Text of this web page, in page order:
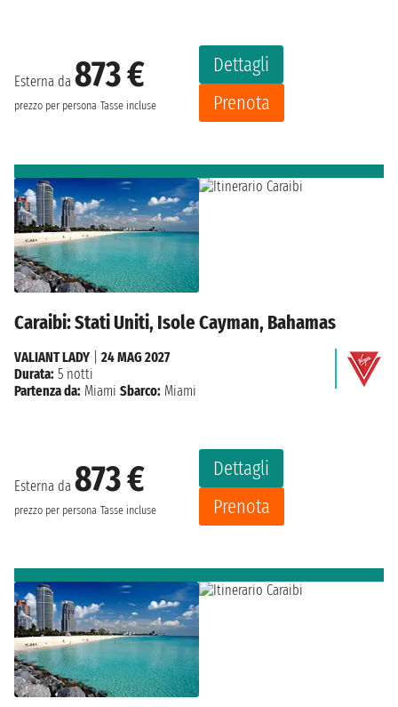
Esterna da 873 €
prezzo per persona Tasse incluse
Dettagli
Prenota
Caraibi: Stati Uniti, Isole Cayman, Bahamas
Esterna da 873 €
prezzo per persona Tasse incluse
Dettagli
Prenota
VALIANT LADY
24 MAG 2027
Durata: 5 notti
Partenza da: Miami Sbarco: Miami